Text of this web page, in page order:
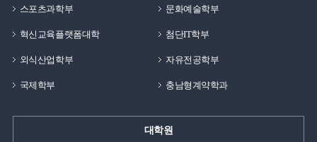
스포츠과학부 문화예술학부
혁신교육플랫폼대학 첨단IT학부
외식산업학부 자유전공학부
국제학부 충남형계약학과
대학원